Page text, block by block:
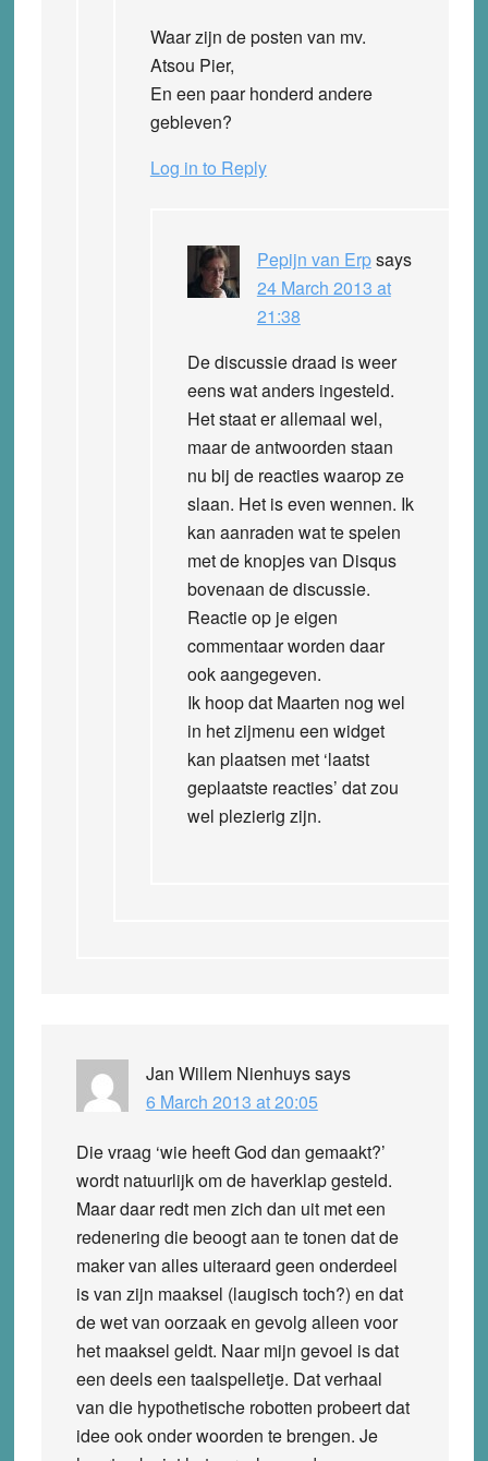
Waar zijn de posten van mv.
Atsou Pier,
En een paar honderd andere
gebleven?
Log in to Reply
Pepijn van Erpsays
24 March 2013 at
21:38
De discussie draad is weer
eens wat anders ingesteld.
Het staat er allemaal wel,
maar de antwoorden staan
nu bij de reacties waarop ze
slaan. Het is even wennen. Ik
kan aanraden wat te spelen
met de knopjes van Disqus
bovenaan de discussie.
Reactie op je eigen
commentaar worden daar
ook aangegeven.
Ik hoop dat Maarten nog wel
in het zijmenu een widget
kan plaatsen met ‘laatst
geplaatste reacties’ dat zou
wel plezierig zijn.
Jan Willem Nienhuyssays
6 March 2013 at 20:05
Die vraag ‘wie heeft God dan gemaakt?’
wordt natuurlijk om de haverklap gesteld.
Maar daar redt men zich dan uit met een
redenering die beoogt aan te tonen dat de
maker van alles uiteraard geen onderdeel
is van zijn maaksel (laugisch toch?) en dat
de wet van oorzaak en gevolg alleen voor
het maaksel geldt. Naar mijn gevoel is dat
een deels een taalspelletje. Dat verhaal
van die hypothetische robotten probeert dat
idee ook onder woorden te brengen. Je